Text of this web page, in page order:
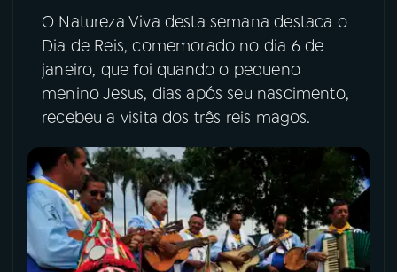
07 ÚLTIMAS
08 FESTIVAL DE MÚSICA
ACOMPANHE A RÁDIO NACIONAL
YouTube Facebook
Instagram X
O Natureza Viva desta semana destaca o
Dia de Reis, comemorado no dia 6 de
janeiro, que foi quando o pequeno
menino Jesus, dias após seu nascimento,
recebeu a visita dos três reis magos.